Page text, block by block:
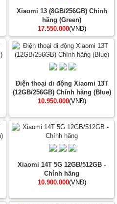
Xiaomi 13 (8GB/256GB) Chính
hãng (Green)
17.550.000(VNĐ)
Điện thoại di động Xiaomi 13T
(12GB/256GB) Chính hãng (Blue)
10.950.000(VNĐ)
Xiaomi 14T 5G 12GB/512GB -
Chính hãng
10.900.000(VNĐ)